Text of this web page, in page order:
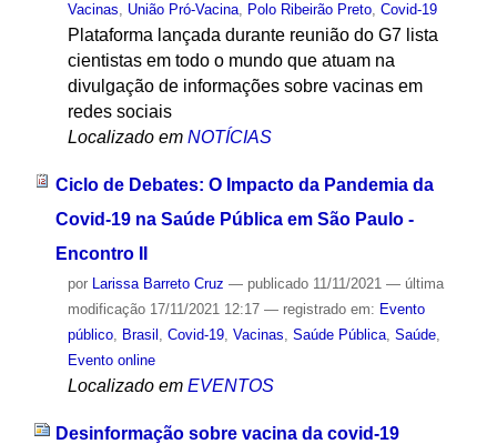
Vacinas, União Pró-Vacina, Polo Ribeirão Preto, Covid-19
Plataforma lançada durante reunião do G7 lista
cientistas em todo o mundo que atuam na
divulgação de informações sobre vacinas em
redes sociais
Localizado em NOTÍCIAS
Ciclo de Debates: O Impacto da Pandemia da
Covid-19 na Saúde Pública em São Paulo -
Encontro II
por Larissa Barreto Cruz — publicado11/11/2021 — última
modificação17/11/2021 12:17 — registrado em: Evento
público, Brasil , Covid-19, Vacinas, Saúde Pública, Saúde,
Evento online
Localizado em EVENTOS
Desinformação sobre vacina da covid-19